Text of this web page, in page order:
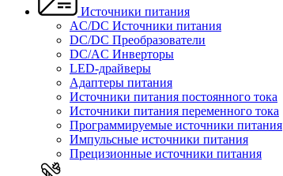
Источники питания
AC/DC Источники питания
DC/DC Преобразователи
DC/AC Инверторы
LED-драйверы
Адаптеры питания
Источники питания постоянного тока
Источники питания переменного тока
Программируемые источники питания
Импульсные источники питания
Прецизионные источники питания